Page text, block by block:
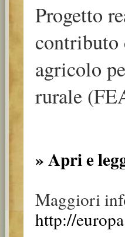
Progetto
contributo
agricolo
rurale
» Apri e
Maggiori
http://